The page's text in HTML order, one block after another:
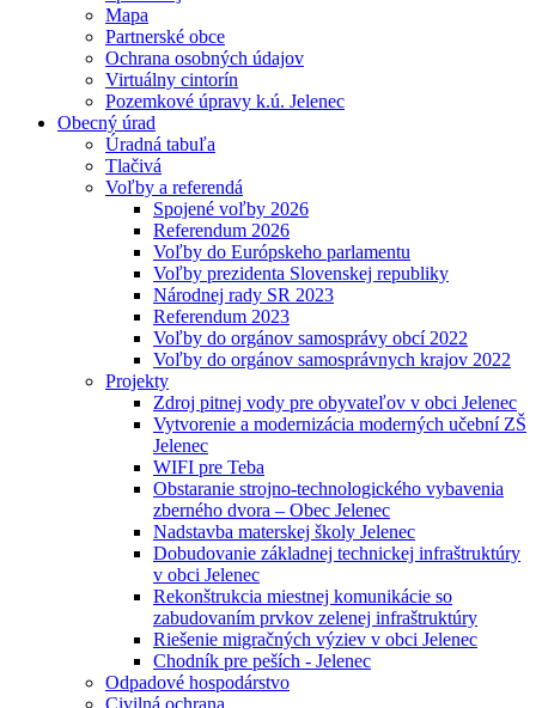
Mapa
Partnerské obce
Ochrana osobných údajov
Virtuálny cintorín
Pozemkové úpravy k.ú. Jelenec
Obecný úrad
Úradná tabuľa
Tlačivá
Voľby a referendá
Spojené voľby 2026
Referendum 2026
Voľby do Európskeho parlamentu
Voľby prezidenta Slovenskej republiky
Národnej rady SR 2023
Referendum 2023
Voľby do orgánov samosprávy obcí 2022
Voľby do orgánov samosprávnych krajov 2022
Projekty
Zdroj pitnej vody pre obyvateľov v obci Jelenec
Vytvorenie a modernizácia moderných učební ZŠ
Jelenec
WIFI pre Teba
Obstaranie strojno-technologického vybavenia
zberného dvora – Obec Jelenec
Nadstavba materskej školy Jelenec
Dobudovanie základnej technickej infraštruktúry
v obci Jelenec
Rekonštrukcia miestnej komunikácie so
zabudovaním prvkov zelenej infraštruktúry
Riešenie migračných výziev v obci Jelenec
Chodník pre peších - Jelenec
Odpadové hospodárstvo
Civilná ochrana